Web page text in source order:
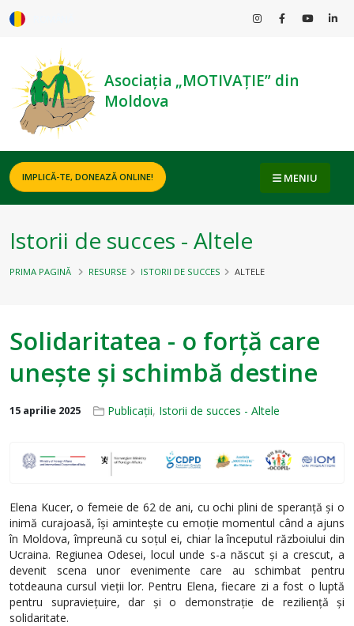
Asociația „MOTIVAȚIE” din
Moldova
IMPLICĂ-TE, DONEAZĂ ONLINE! MENIU
Istorii de succes - Altele
PRIMA PAGINĂ RESURSE ISTORII DE SUCCES ALTELE
Solidaritatea - o forță care
unește și schimbă destine
15 aprilie 2025 Publicații, Istorii de succes - Altele
Elena Kucer, o femeie de 62 de ani, cu ochi plini de speranță și o
inimă curajoasă, își amintește cu emoție momentul când a ajuns
în Moldova, împreună cu soțul ei, chiar la începutul războiului din
Ucraina. Regiunea Odesei, locul unde s-a născut și a crescut, a
devenit scena unor evenimente care au schimbat pentru
totdeauna cursul vieții lor. Pentru Elena, fiecare zi a fost o luptă
pentru supraviețuire, dar și o demonstrație de reziliență și
solidaritate.